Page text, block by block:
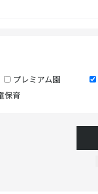
プレミアム園
保育